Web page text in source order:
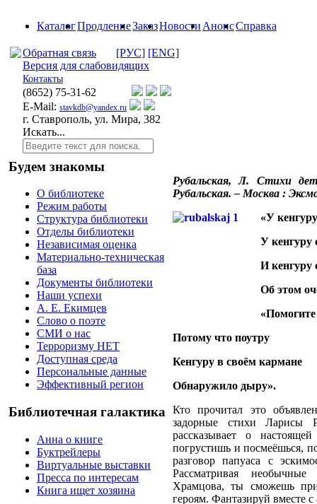
КаталогПродлениеЗаказНовости АнонсСправка
Обратная связь [РУС] [ENG]
Версия для слабовидящих
Контакты
(8652) 75-31-62
E-Mail: stavkdb@yandex.ru
г. Ставрополь, ул. Мира, 382
Искать...
Будем знакомы
О библиотеке
Режим работы
Структура библиотеки
Отделы библиотеки
Независимая оценка
Материально-техническая
база
Документы библиотеки
Наши успехи
А. Е. Екимцев
Слово о поэте
СМИ о нас
Терроризму НЕТ
Доступная среда
Персональные данные
Эффективный регион
Библиотечная галактика
Анна о книге
Буктрейлеры
Виртуальные выставки
Пресса по интересам
Книга ищет хозяина
Рубальская, Л. Стихи
Рубальская. – Москва :
«У
У кенгуру
И кенгуру
Об этом
«Помогите
Потому что поутру
Кенгуру в своём кармане
Обнаружило дыру».
Кто прочитал это
задорные стихи Ларисы
рассказывает о
погрустишь и посмеёшься,
разговор папуаса с
Рассматривая
Храмцова, ты сможешь
героям. Фантазируй вместе